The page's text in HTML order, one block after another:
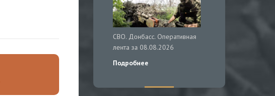
СВО. Донбасс. Оперативная
лента за 08.08.2026
Подробнее